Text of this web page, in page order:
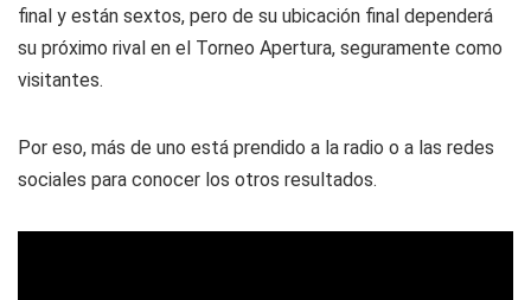
final y están sextos, pero de su ubicación final dependerá
su próximo rival en el Torneo Apertura, seguramente como
visitantes.
Por eso, más de uno está prendido a la radio o a las redes
sociales para conocer los otros resultados.